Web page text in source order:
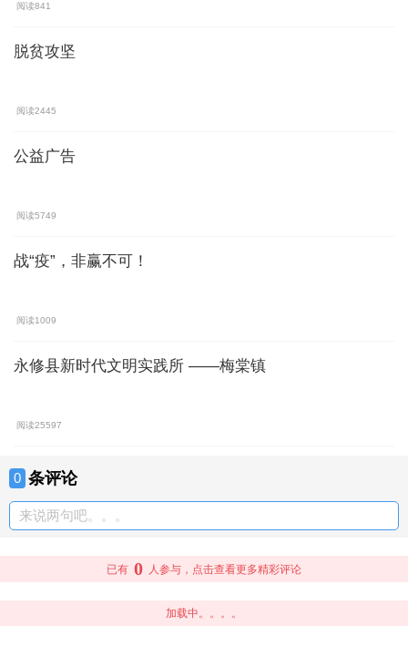
阅读841
脱贫攻坚
阅读2445
公益广告
阅读5749
战“疫”，非赢不可！
阅读1009
永修县新时代文明实践所 ——梅棠镇
阅读25597
0 条评论
来说两句吧。。。
已有 0 人参与，点击查看更多精彩评论
加载中。。。。